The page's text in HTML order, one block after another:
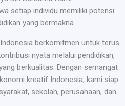
setiap individu memiliki potensi
yang bermakna.
berkomitmen untuk terus
nyata melalui pendidikan,
berkualitas. Dengan semangat
kreatif Indonesia, kami siap
sekolah, perusahaan, dan